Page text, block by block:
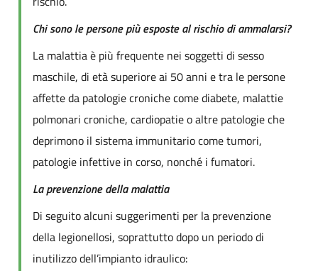
Chi sono le persone più esposte al rischio di ammalarsi?
La malattia è più frequente nei soggetti di sesso
maschile, di età superiore ai 50 anni e tra le persone
affette da patologie croniche come diabete, malattie
polmonari croniche, cardiopatie o altre patologie che
deprimono il sistema immunitario come tumori,
patologie infettive in corso, nonché i fumatori.
La prevenzione della malattia
Di seguito alcuni suggerimenti per la prevenzione
della legionellosi, soprattutto dopo un periodo di
inutilizzo dell’impianto idraulico: